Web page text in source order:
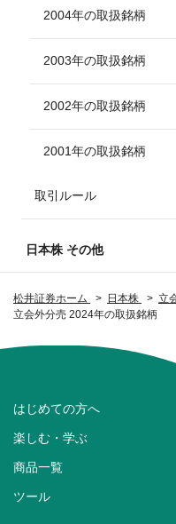
松井証券ホーム 日本株 立
立会外分売 2024年の取扱銘柄
2004年の取扱銘柄
2003年の取扱銘柄
2002年の取扱銘柄
2001年の取扱銘柄
取引ルール
日本株 その他
はじめての方へ
楽しむ・学ぶ
商品一覧
ツール